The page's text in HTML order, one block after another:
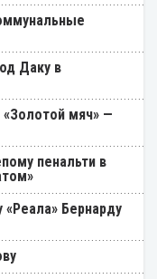
Даку в
мяч» —
пенальти в
Бернарду